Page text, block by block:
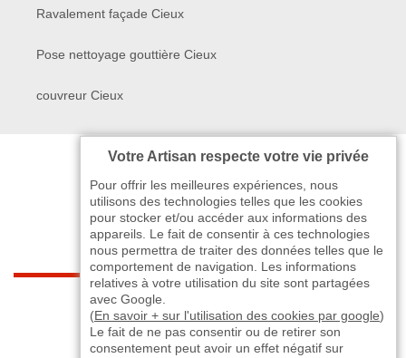
Ravalement façade Cieux
Pose nettoyage gouttière Cieux
couvreur Cieux
indisponible - indisponible>
Votre Artisan respecte votre vie privée
Pour offrir les meilleures expériences, nous
utilisons des technologies telles que les cookies
pour stocker et/ou accéder aux informations des
appareils. Le fait de consentir à ces technologies
nous permettra de traiter des données telles que le
comportement de navigation. Les informations
relatives à votre utilisation du site sont partagées
avec Google.
(En savoir + sur l'utilisation des cookies par google)
Le fait de ne pas consentir ou de retirer son
consentement peut avoir un effet négatif sur